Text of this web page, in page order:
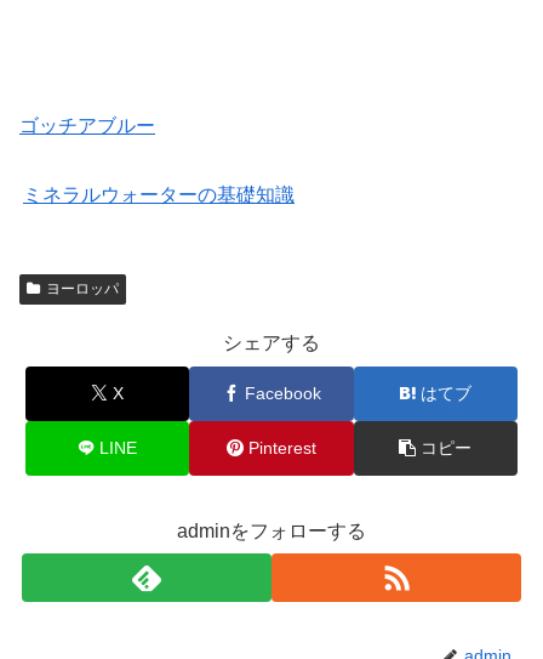
ゴッチアブルー
ミネラルウォーターの基礎知識
ヨーロッパ
シェアする
X Facebook はてブ
LINE Pinterest コピー
adminをフォローする